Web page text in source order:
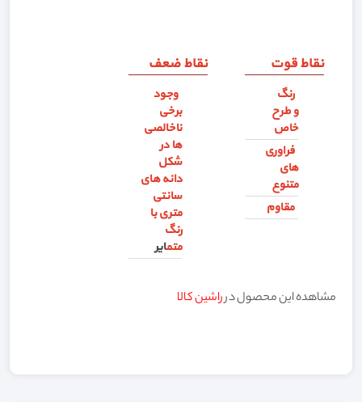
نقاط قوت
رنگ
و طرح
خاص
فراوری
های
متنوع
مقاوم
نقاط ضعف
وجود
برخی
ناخالصی
ها در
شکل
دانه های
سانتی
متری با
رنگ
متمایر
مشاهده این محصول درراشین کالا